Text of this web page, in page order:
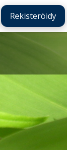
Rekisteröidy